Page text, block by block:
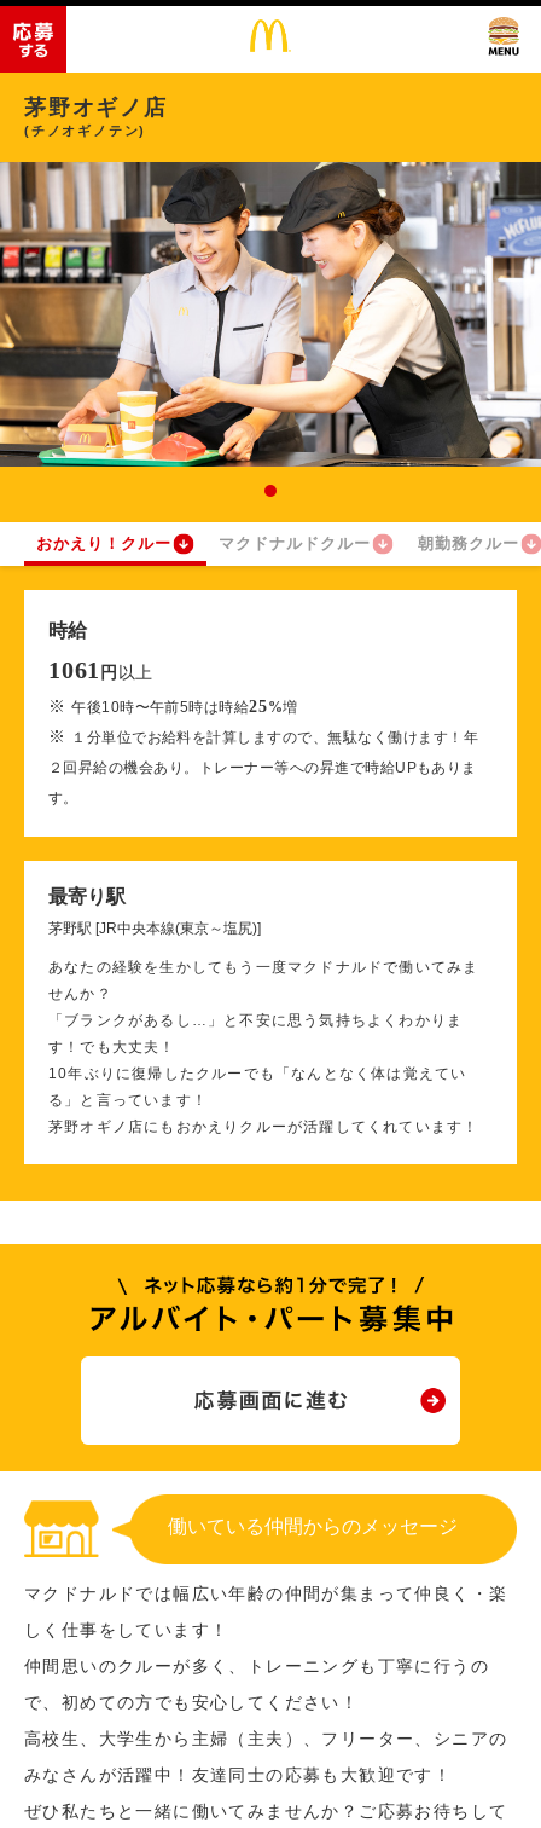
茅野オギノ店
(チノオギノテン)
おかえり！クルー マクドナルドクルー 朝勤務クルー
時給
1061 円 以上
※午後10時〜午前5時は時給25%増
※
１分単位でお給料を計算しますので、無駄なく働けます！年
２回昇給の機会あり。トレーナー等への昇進で時給UPもありま
す。
最寄り駅
茅野駅 [JR中央本線(東京～塩尻)]
あなたの経験を生かしてもう一度マクドナルドで働いてみま
せんか？
「ブランクがあるし…」と不安に思う気持ちよくわかりま
す！でも大丈夫！
10年ぶりに復帰したクルーでも「なんとなく体は覚えてい
る」と言っています！
茅野オギノ店にもおかえりクルーが活躍してくれています！
働いている仲間からのメッセージ
マクドナルドでは幅広い年齢の仲間が集まって仲良く・楽
しく仕事をしています！
仲間思いのクルーが多く、トレーニングも丁寧に行うの
で、初めての方でも安心してください！
高校生、大学生から主婦（主夫）、フリーター、シニアの
みなさんが活躍中！友達同士の応募も大歓迎です！
ぜひ私たちと一緒に働いてみませんか？ご応募お待ちして